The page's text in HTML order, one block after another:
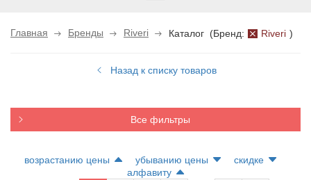
Главная Бренды Riveri Каталог (Бренд: Riveri )
Назад к списку товаров
Все фильтры
возрастанию цены убыванию цены
скидке
алфавиту